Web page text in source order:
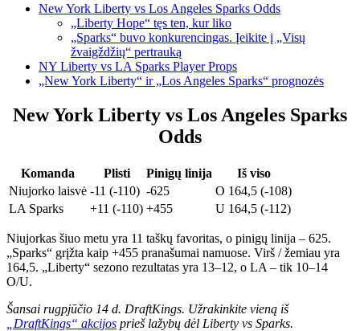
New York Liberty vs Los Angeles Sparks Odds
„Liberty Hope“ tęs ten, kur liko
„Sparks“ buvo konkurencingas. Įeikite į „Visų
žvaigždžių“ pertrauką
NY Liberty vs LA Sparks Player Props
„New York Liberty“ ir „Los Angeles Sparks“ prognozės
New York Liberty vs Los Angeles Sparks
Odds
Komanda Plisti Pinigų linija
Iš viso
Niujorko laisvė -11 (-110) -625
O 164,5 (-108)
LA Sparks
+11 (-110) +455 U 164,5 (-112)
Niujorkas šiuo metu yra 11 taškų favoritas, o pinigų linija – 625.
„Sparks“ grįžta kaip +455 pranašumai namuose. Virš / žemiau yra
164,5. „Liberty“ sezono rezultatas yra 13–12, o LA – tik 10–14
O/U.
Šansai rugpjūčio 14 d. DraftKings. Užrakinkite vieną iš
„DraftKings“ akcijos prieš lažybų dėl Liberty vs Sparks.